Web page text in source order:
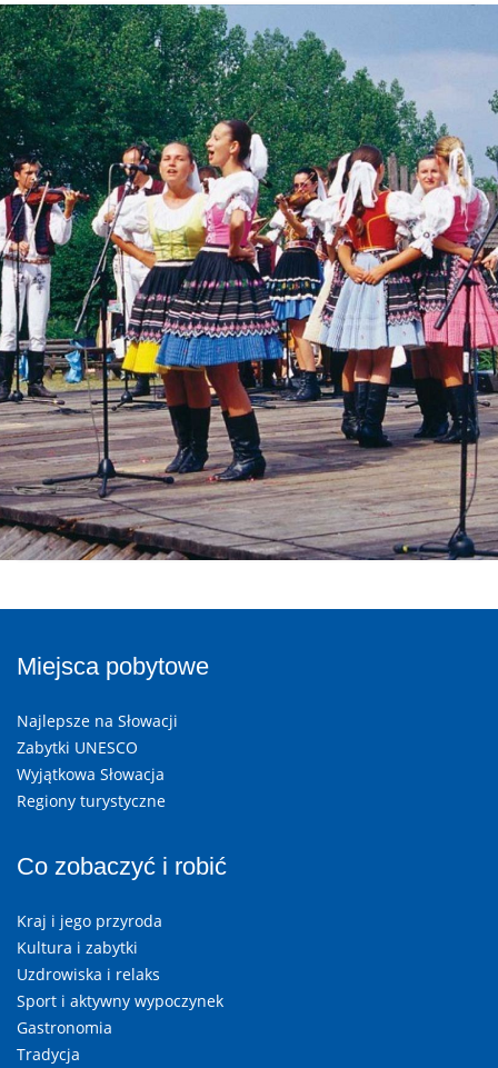
Miejsca pobytowe
Najlepsze na Słowacji
Zabytki UNESCO
Wyjątkowa Słowacja
Regiony turystyczne
Co zobaczyć i robić
Kraj i jego przyroda
Kultura i zabytki
Uzdrowiska i relaks
Sport i aktywny wypoczynek
Gastronomia
Tradycja